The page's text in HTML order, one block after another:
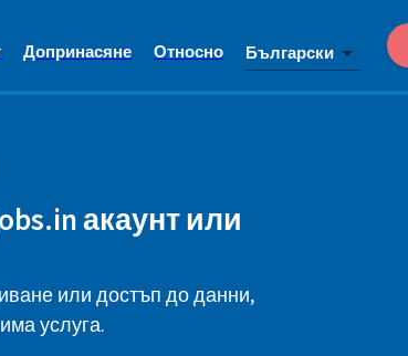
Допринасяне Относно Български
акаунт или
или достъп до данни,
услуга.